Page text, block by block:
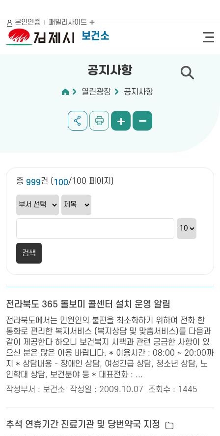
보건소
본인인증 패밀리사이트
공지사항
열린광장 공지사항
총 999건 ( 100/100 페이지)
전라북도 365 돌보미 콜센터 설치 운영 알림
전라북도에서는 민원인의 불편을 최소화하기 위하여 전화 한
통화로 편리한 복지서비스 (복지상담 및 맞춤서비스)를 다음과
같이 제공한다 하오니 보건복지 시책과 관련 궁금한 사항이 있
으신 분은 많은 이용 바랍니다. * 이용시간 : 08:00 ~ 20:00까
지 * 상담내용 - 장애인 상담, 여성긴급 상담, 청소년 상담, 노
인학대 상담, 보건분야 등 * 대표전화 : ...
작성부서 : 보건소
작성일 : 2009.10.07 조회수 : 1445
추석 연휴기간 진료기관 및 당번약국 지정